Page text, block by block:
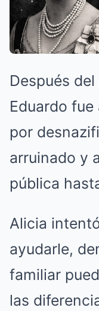
Después
Eduardo
por
arruinado y
pública
Alicia
ayudarle,
familiar
las